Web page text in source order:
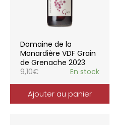
Domaine de la
Monardière VDF Grain
de Grenache 2023
9,10€ En stock
Ajouter au panier